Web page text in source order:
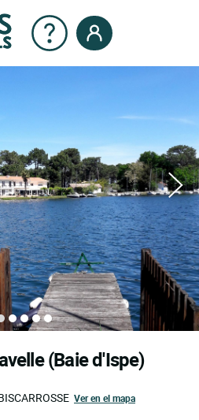
(Baie d'Ispe)
Ver en el mapa